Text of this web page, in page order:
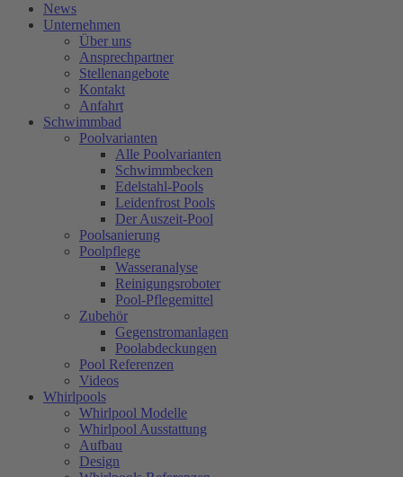
News
Unternehmen
Über uns
Ansprechpartner
Stellenangebote
Kontakt
Anfahrt
Schwimmbad
Poolvarianten
Alle Poolvarianten
Schwimmbecken
Edelstahl-Pools
Leidenfrost Pools
Der Auszeit-Pool
Poolsanierung
Poolpflege
Wasseranalyse
Reinigungsroboter
Pool-Pflegemittel
Zubehör
Gegenstromanlagen
Poolabdeckungen
Pool Referenzen
Videos
Whirlpools
Whirlpool Modelle
Whirlpool Ausstattung
Aufbau
Design